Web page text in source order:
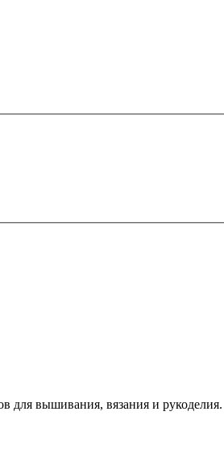
для вышивания, вязания и рукоделия.